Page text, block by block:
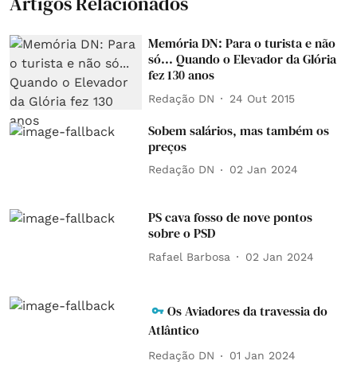
Memória DN: Para o turista e não
só... Quando o Elevador da Glória
fez 130 anos
Redação DN 24 Out 2015
Sobem salários, mas também os
preços
Redação DN 02 Jan 2024
PS cava fosso de nove pontos
sobre o PSD
Rafael Barbosa 02 Jan 2024
Os Aviadores da travessia do
Atlântico
Redação DN 01 Jan 2024